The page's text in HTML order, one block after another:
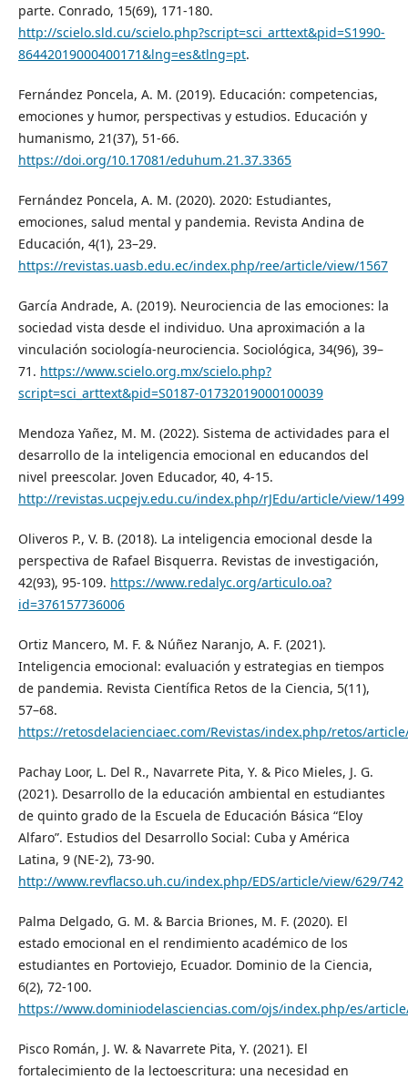
parte. Conrado, 15(69), 171-180.
http://scielo.sld.cu/scielo.php?script=sci_arttext&pid=S1990-
86442019000400171&lng=es&tlng=pt.
Fernández Poncela, A. M. (2019). Educación: competencias,
emociones y humor, perspectivas y estudios. Educación y
humanismo, 21(37), 51-66.
https://doi.org/10.17081/eduhum.21.37.3365
Fernández Poncela, A. M. (2020). 2020: Estudiantes,
emociones, salud mental y pandemia. Revista Andina de
Educación, 4(1), 23–29.
https://revistas.uasb.edu.ec/index.php/ree/article/view/1567
García Andrade, A. (2019). Neurociencia de las emociones: la
sociedad vista desde el individuo. Una aproximación a la
vinculación sociología-neurociencia. Sociológica, 34(96), 39–
71. https://www.scielo.org.mx/scielo.php?
script=sci_arttext&pid=S0187-01732019000100039
Mendoza Yañez, M. M. (2022). Sistema de actividades para el
desarrollo de la inteligencia emocional en educandos del
nivel preescolar. Joven Educador, 40, 4-15.
http://revistas.ucpejv.edu.cu/index.php/rJEdu/article/view/1499
Oliveros P., V. B. (2018). La inteligencia emocional desde la
perspectiva de Rafael Bisquerra. Revistas de investigación,
42(93), 95-109. https://www.redalyc.org/articulo.oa?
id=376157736006
Ortiz Mancero, M. F. & Núñez Naranjo, A. F. (2021).
Inteligencia emocional: evaluación y estrategias en tiempos
de pandemia. Revista Científica Retos de la Ciencia, 5(11),
57–68.
https://retosdelacienciaec.com/Revistas/index.php/retos/
Pachay Loor, L. Del R., Navarrete Pita, Y. & Pico Mieles, J. G.
(2021). Desarrollo de la educación ambiental en estudiantes
de quinto grado de la Escuela de Educación Básica “Eloy
Alfaro”. Estudios del Desarrollo Social: Cuba y América
Latina, 9 (NE-2), 73-90.
http://www.revflacso.uh.cu/index.php/EDS/article/view/629/742
Palma Delgado, G. M. & Barcia Briones, M. F. (2020). El
estado emocional en el rendimiento académico de los
estudiantes en Portoviejo, Ecuador. Dominio de la Ciencia,
6(2), 72-100.
https://www.dominiodelasciencias.com/ojs/index.php/es/
Pisco Román, J. W. & Navarrete Pita, Y. (2021). El
fortalecimiento de la lectoescritura: una necesidad en